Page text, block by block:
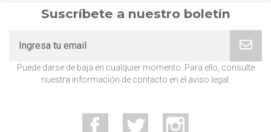
Suscríbete a nuestro boletín
Puede darse de baja en cualquier momento. Para ello, consulte
nuestra información de contacto en el aviso legal.
Facebook Twitter